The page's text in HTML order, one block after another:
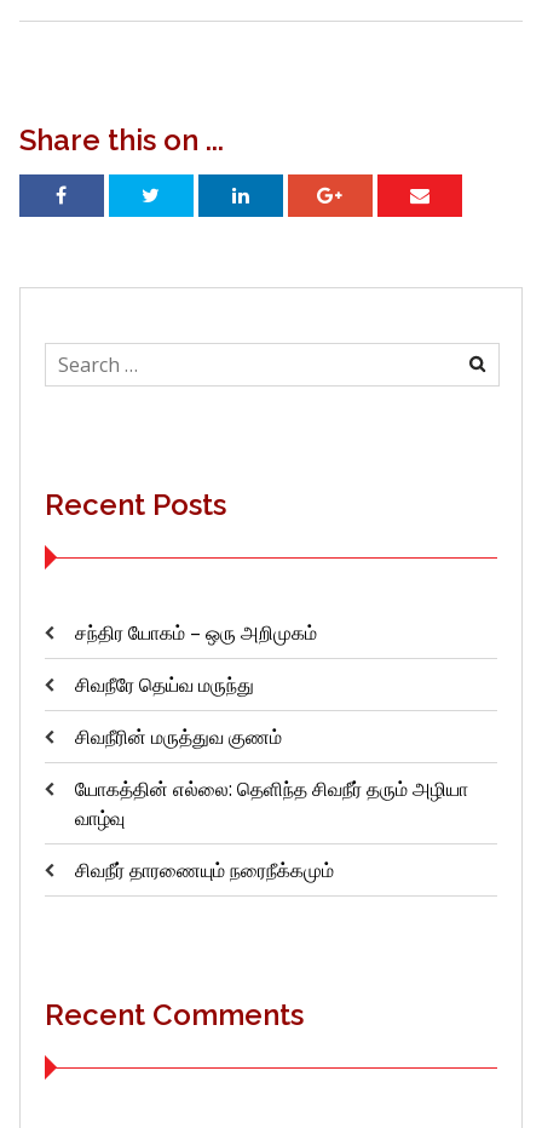
Share this on ...
Search
for:
Recent Posts
சந்திர யோகம் – ஒரு அறிமுகம்
சிவநீரே தெய்வ மருந்து
சிவநீரின் மருத்துவ குணம்
யோகத்தின் எல்லை: தெளிந்த சிவநீர் தரும் அழியா
வாழ்வு
சிவநீர் தாரணையும் நரைநீக்கமும்
Recent Comments